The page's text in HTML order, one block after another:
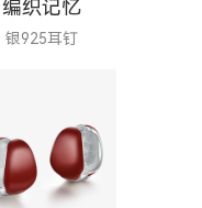
编织记忆
银925耳钉